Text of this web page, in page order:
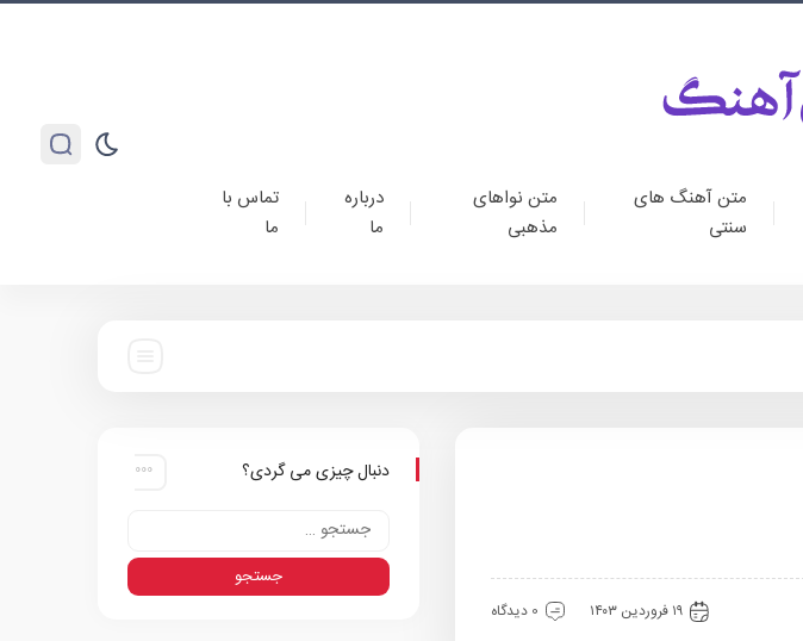
متن آهنگ های
سنتی
متن نواهای
مذهبی
درباره
ما
تماس با
ما
۱۹ فروردین ۱۴۰۳ 0 دیدگاه
دنبال چیزی می گردی؟